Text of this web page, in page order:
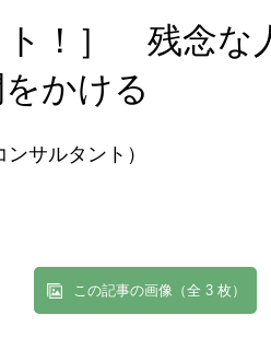
ト！］ 残念な
かける
サルタント）
この記事の画像（全 3 枚）